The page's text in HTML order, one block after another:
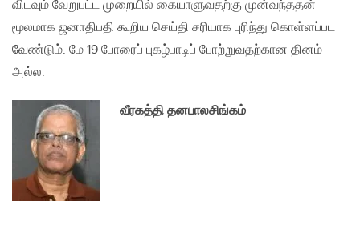
விடவும் வேறுபட்ட முறையில் கையாளுவதற்கு முன்வந்ததன்
மூலமாக ஜனாதிபதி கூறிய செய்தி சரியாக புரிந்து கொள்ளப்பட
வேண்டும். மே 19 போரைப் புகழ்பாடிப் போற்றுவதற்கான தினம்
அல்ல.
வீரகத்தி தனபாலசிங்கம்